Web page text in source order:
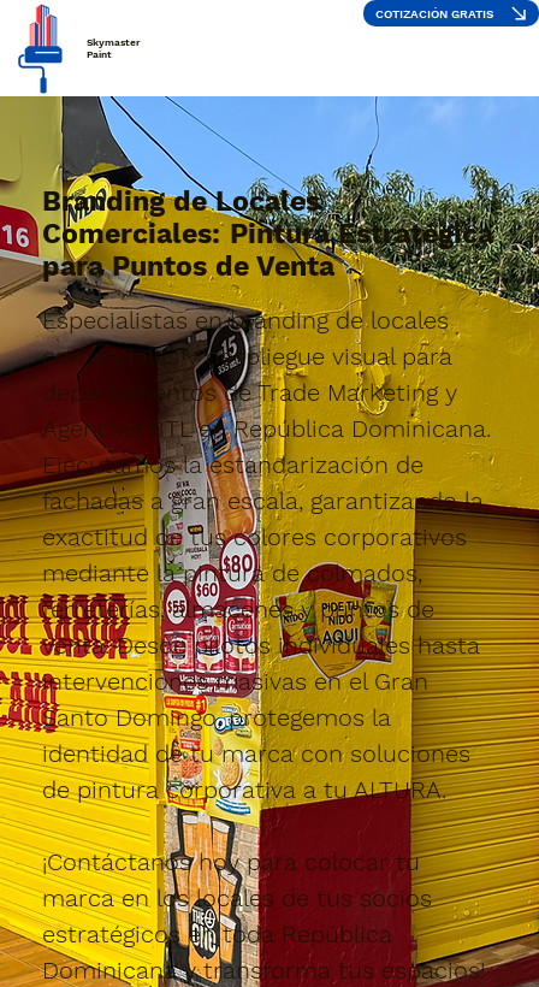
Skymaster
Paint
COTIZACIÓN GRATIS
Branding de Locales
Comerciales: Pintura Estratégica
para Puntos de Venta
Especialistas en branding de locales
comerciales y despliegue visual para
departamentos de Trade Marketing y
Agencias BTL en República Dominicana.
Ejecutamos la estandarización de
fachadas a gran escala, garantizando la
exactitud de tus colores corporativos
mediante la pintura de colmados,
ferreterías, almacenes y puntos de
venta. Desde pilotos individuales hasta
intervenciones masivas en el Gran
Santo Domingo, protegemos la
identidad de tu marca con soluciones
de pintura corporativa a tu ALTURA.
¡Contáctanos hoy para colocar tu
marca en los locales de tus socios
estratégicos en toda República
Dominicana y transforma tus espacios!